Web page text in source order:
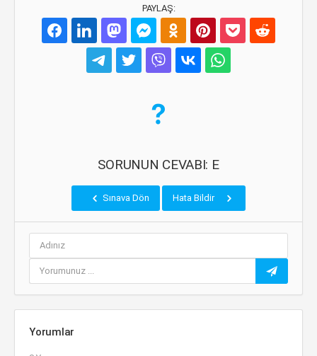
PAYLAŞ:
SORUNUN CEVABI: E
Sınava Dön Hata Bildir
Yorumlar